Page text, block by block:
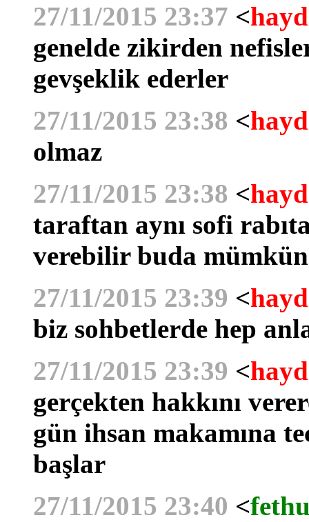
27/11/2015 23:37 <
genelde zikirden
gevşeklik ederler
27/11/2015 23:38 <
olmaz
27/11/2015 23:38 <
taraftan aynı sofi
verebilir buda
27/11/2015 23:39 <
biz sohbetlerde hep
27/11/2015 23:39 <
gerçekten hakkını
gün ihsan makamına
başlar
27/11/2015 23:40 <